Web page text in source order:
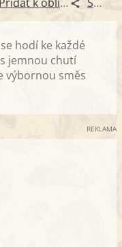
hodí ke každé
jemnou chutí
výbornou směs
REKLAMA